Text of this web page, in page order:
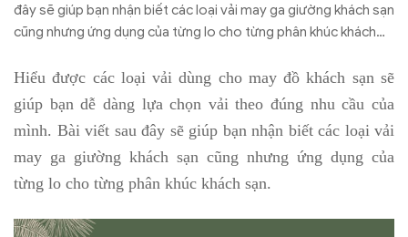
đây sẽ giúp bạn nhận biết các loại vải may ga giường khách sạn
cũng nhưng ứng dụng của từng lo cho từng phân khúc khách
Hiểu được các loại vải dùng cho may đồ khách sạn sẽ
giúp bạn dễ dàng lựa chọn vải theo đúng nhu cầu của
mình. Bài viết sau đây sẽ giúp bạn nhận biết các loại vải
may ga giường khách sạn cũng nhưng ứng dụng của
từng lo cho từng phân khúc khách sạn.